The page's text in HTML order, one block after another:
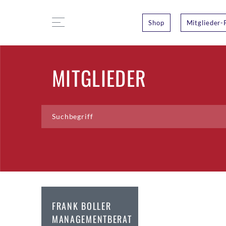
Shop Mitglieder-
MITGLIEDER
FRANK BOLLER
MANAGEMENTBERAT